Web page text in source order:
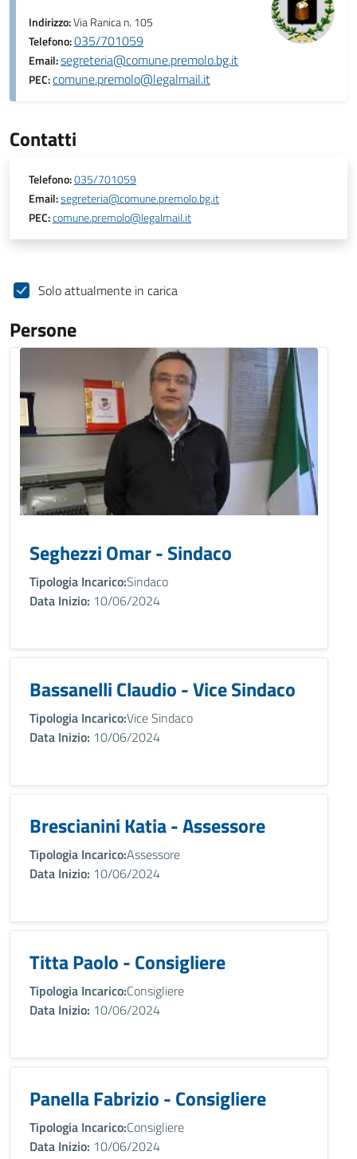
Indirizzo:Via Ranica n. 105
Telefono:035/701059
Email:segreteria@comune.premolo.bg.it
PEC:comune.premolo@legalmail.it
Contatti
Telefono:035/701059
Email:segreteria@comune.premolo.bg.it
PEC:comune.premolo@legalmail.it
Solo attualmente in carica
Persone
Seghezzi Omar - Sindaco
Tipologia Incarico:Sindaco
Data Inizio: 10/06/2024
Bassanelli Claudio - Vice Sindaco
Tipologia Incarico:Vice Sindaco
Data Inizio: 10/06/2024
Brescianini Katia - Assessore
Tipologia Incarico:Assessore
Data Inizio: 10/06/2024
Titta Paolo - Consigliere
Tipologia Incarico:Consigliere
Data Inizio: 10/06/2024
Panella Fabrizio - Consigliere
Tipologia Incarico:Consigliere
Data Inizio: 10/06/2024